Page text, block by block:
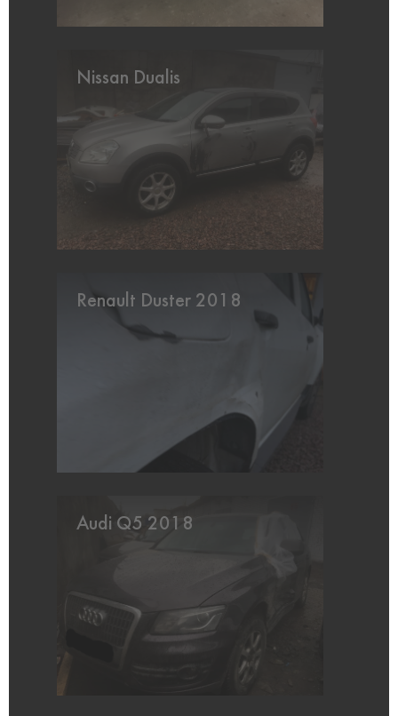
Nissan Dualis
Renault Duster 2018
Audi Q5 2018